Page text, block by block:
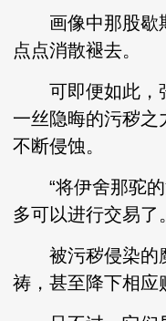
画像中那股歇
点点消散褪去。
可即便如此，张
一丝隐晦的污秽之
不断侵蚀。
“将伊舍那驼的
多可以进行交易了
被污秽侵染的
祷，甚至降下相应